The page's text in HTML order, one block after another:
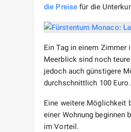
die Preise für die
Ein Tag in einem
Meerblick sind noch
jedoch auch günstigere
durchschnittlich 100 Euro.
Eine weitere Möglichkeit
einer Wohnung beginnen
im Vorteil.